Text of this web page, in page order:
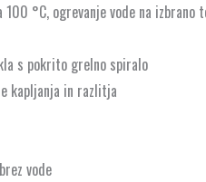
°C, ogrevanje vode na
s pokrito grelno spiralo
kapljanja in razlitja
vode